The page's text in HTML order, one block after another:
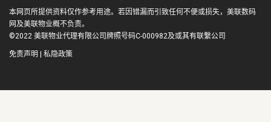
联络我们
缴款方式
美善会
鋑联控股*
美联工商铺*
美联中国
本网页所提供资料仅作参考用途。若因错漏而引致任何不便或损失，美联数码
网及美联物业概不负责。
©2022 美联物业代理有限公司牌照号码C-000982及或其有联繫公司
免责声明 | 私隐政策